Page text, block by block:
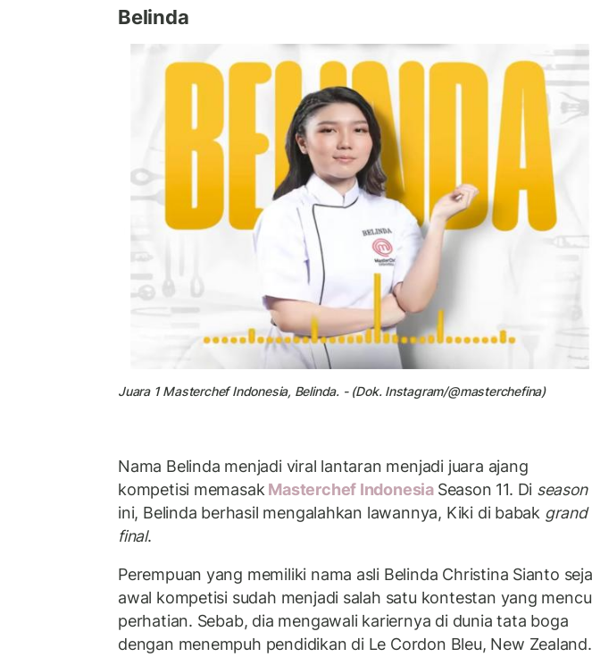
Belinda
Juara 1 Masterchef Indonesia, Belinda. - (Dok. Instagram/@masterchefina)
Nama Belinda menjadi viral lantaran menjadi juara ajang
kompetisi memasak Masterchef Indonesia Season 11. Di season
ini, Belinda berhasil mengalahkan lawannya, Kiki di babak grand
final.
Perempuan yang memiliki nama asli Belinda Christina Sianto
awal kompetisi sudah menjadi salah satu kontestan yang
perhatian. Sebab, dia mengawali kariernya di dunia tata boga
dengan menempuh pendidikan di Le Cordon Bleu, New Zealand.